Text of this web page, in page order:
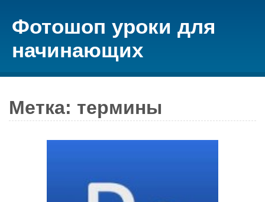
Фотошоп уроки для
начинающих
Метка: термины